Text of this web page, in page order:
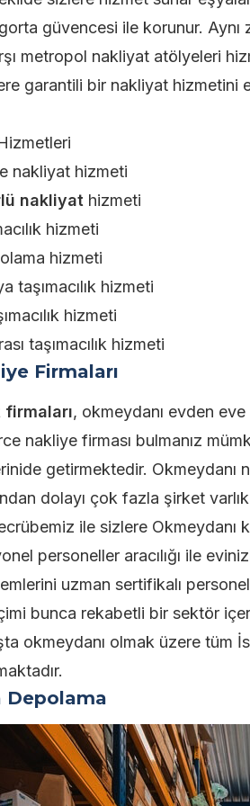
güvencesi ile korunur.
metropol nakliyat atölyeleri
garantili bir nakliyat hizmetini
nakliyat hizmeti
nakliyat hizmeti
hizmeti
hizmeti
taşımacılık hizmeti
hizmeti
taşımacılık hizmeti
Firmaları
, okmeydanı evden
nakliye firması bulmanız
getirmektedir.
dolayı çok fazla şirket
ile sizlere
personeller aracılığı ile
uzman sertifikalı
bunca rekabetli bir sektör
okmeydanı olmak üzere tüm
Depolama